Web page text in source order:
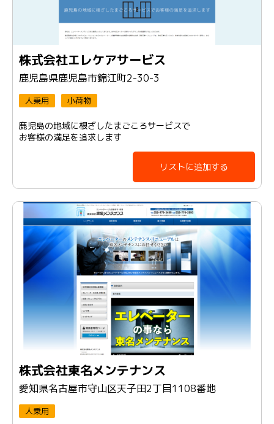
株式会社エレケアサービス
鹿児島県鹿児島市錦江町2-30-3
人乗用 小荷物
鹿児島の地域に根ざしたまごころサービスで
お客様の満足を追求します
リストに追加する
株式会社東名メンテナンス
愛知県名古屋市守山区天子田2丁目1108番地
人乗用